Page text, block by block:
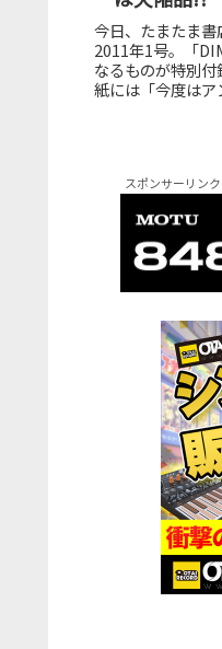
今日、たまたま
2011年1号。「
なるものが特別
紙には「今度は
スポンサーリンク